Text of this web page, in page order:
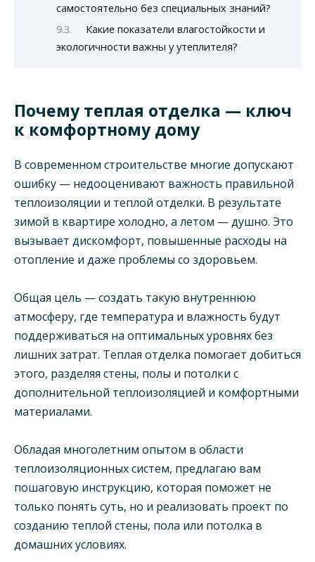
самостоятельно без специальных знаний?
Какие показатели влагостойкости и
экологичности важны у утеплителя?
Почему теплая отделка — ключ
к комфортному дому
В современном строительстве многие допускают
ошибку — недооценивают важность правильной
теплоизоляции и теплой отделки. В результате
зимой в квартире холодно, а летом — душно. Это
вызывает дискомфорт, повышенные расходы на
отопление и даже проблемы со здоровьем.
Общая цель — создать такую внутреннюю
атмосферу, где температура и влажность будут
поддерживаться на оптимальных уровнях без
лишних затрат. Теплая отделка помогает добиться
этого, разделяя стены, полы и потолки с
дополнительной теплоизоляцией и комфортными
материалами.
Обладая многолетним опытом в области
теплоизоляционных систем, предлагаю вам
пошаговую инструкцию, которая поможет не
только понять суть, но и реализовать проект по
созданию теплой стены, пола или потолка в
домашних условиях.